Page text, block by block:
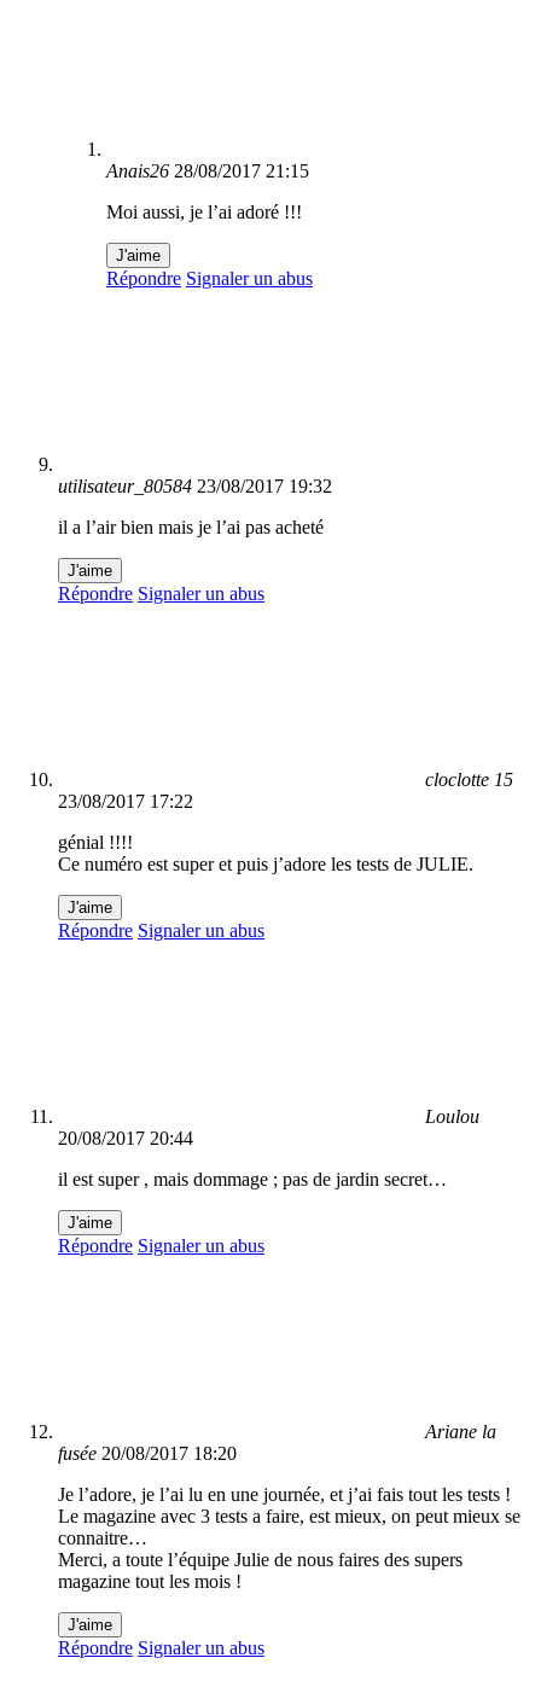
Anais26 28/08/2017 21:15
Moi aussi, je l’ai adoré !!!
J'aime
Répondre Signaler un abus
utilisateur_80584 23/08/2017 19:32
il a l’air bien mais je l’ai pas acheté
J'aime
Répondre Signaler un abus
cloclotte 15
23/08/2017 17:22
génial !!!!
Ce numéro est super et puis j’adore les tests de JULIE.
J'aime
Répondre Signaler un abus
Loulou
20/08/2017 20:44
il est super , mais dommage ; pas de jardin secret…
J'aime
Répondre Signaler un abus
Ariane la
fusée 20/08/2017 18:20
Je l’adore, je l’ai lu en une journée, et j’ai fais tout les tests !
Le magazine avec 3 tests a faire, est mieux, on peut mieux se
connaitre…
Merci, a toute l’équipe Julie de nous faires des supers
magazine tout les mois !
J'aime
Répondre Signaler un abus